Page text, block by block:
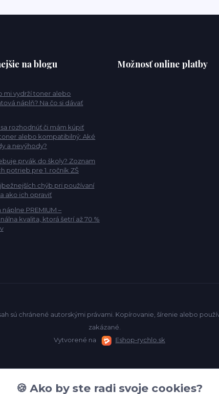
na blogu
mi vydrží toner alebo
náplň? Na čo si dávať
rozhodnúť či mám kúpiť
alebo kompatibilný: Aké
a nevýhody?
prvák do školy? Zoznam
potrieb pre 1. ročník ZŠ
chýb pri používaní
ako ich opraviť
náplne PREMIUM –
kvalita, ktorá šetrí až 70 %
Možnosť online platby
sú chránené autorskými právami. Kopírovanie, šírenie alebo
zakázané.
Vytvorené na
Eshop-rychlo.sk
🍪 Ako by ste radi svoje cookies?